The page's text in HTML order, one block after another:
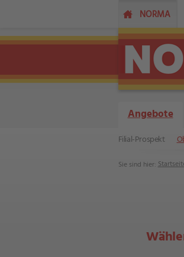
NORMA
Angebote
Filial-Prospekt
Sie sind hier: